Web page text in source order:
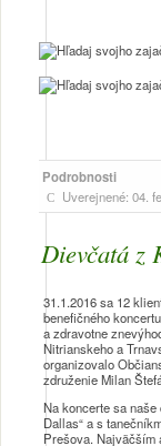
Podrobnosti
Uverejnené: 04.
Dievčatá z
31.1.2016 sa 12
benefičného
a zdravotne
Nitrianskeho a
organizovalo
združenie Milan
Na koncerte sa
Dallas“ a s
Prešova. Najväčším